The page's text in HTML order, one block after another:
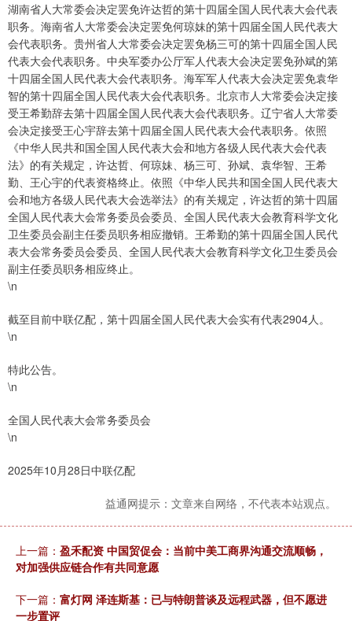
湖南省人大常委会决定罢免许达哲的第十四届全国人民代表大会代表
职务。海南省人大常委会决定罢免何琼妹的第十四届全国人民代表大
会代表职务。贵州省人大常委会决定罢免杨三可的第十四届全国人民
代表大会代表职务。中央军委办公厅军人代表大会决定罢免孙斌的第
十四届全国人民代表大会代表职务。海军军人代表大会决定罢免袁华
智的第十四届全国人民代表大会代表职务。北京市人大常委会决定接
受王希勤辞去第十四届全国人民代表大会代表职务。辽宁省人大常委
会决定接受王心宇辞去第十四届全国人民代表大会代表职务。依照
《中华人民共和国全国人民代表大会和地方各级人民代表大会代表
法》的有关规定，许达哲、何琼妹、杨三可、孙斌、袁华智、王希
勤、王心宇的代表资格终止。依照《中华人民共和国全国人民代表大
会和地方各级人民代表大会选举法》的有关规定，许达哲的第十四届
全国人民代表大会常务委员会委员、全国人民代表大会教育科学文化
卫生委员会副主任委员职务相应撤销。王希勤的第十四届全国人民代
表大会常务委员会委员、全国人民代表大会教育科学文化卫生委员会
副主任委员职务相应终止。
\n
截至目前中联亿配，第十四届全国人民代表大会实有代表2904人。
\n
特此公告。
\n
全国人民代表大会常务委员会
\n
2025年10月28日中联亿配
益通网提示：文章来自网络，不代表本站观点。
上一篇： 盈禾配资 中国贸促会：当前中美工商界沟通交流顺畅，
对加强供应链合作有共同意愿
下一篇： 富灯网 泽连斯基：已与特朗普谈及远程武器，但不愿进
一步置评